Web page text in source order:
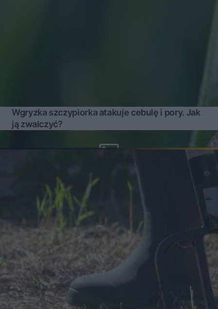
Wgryzka szczypiorka atakuje cebulę i pory. Jak
ją zwalczyć?